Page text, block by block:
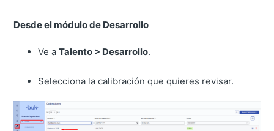
Desde el módulo de Desarrollo
Ve aTalento > Desarrollo.
Selecciona la calibración que quieres revisar.